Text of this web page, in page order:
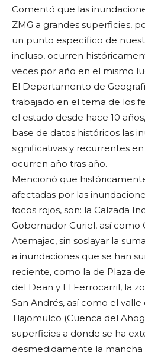
Comentó que las
ZMG a grandes superficies,
un punto específico de
incluso, ocurren
veces por año en el mismo
El Departamento de
trabajado en el tema de los
el estado desde hace 10
base de datos históricos las
significativas y recurrentes
ocurren año tras año.
Mencionó que
afectadas por las
focos rojos, son: la Calzada
Gobernador Curiel, así como
Atemajac, sin soslayar la
a inundaciones que se han
reciente, como la de Plaza del
del Dean y El Ferrocarril, la
San Andrés, así como el valle
Tlajomulco (Cuenca del
superficies a donde se ha
desmedidamente la